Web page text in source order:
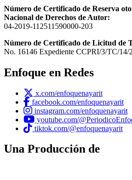
Número de Certificado de Reserva
Nacional de Derechos de Autor:
04-2019-112511590000-203
Número de Certificado de Licitud de
No. 16146 Expediente CCPRI/3/TC/14/
Enfoque en Redes
x.com/enfoquenayarit
facebook.com/enfoquenayarit
instagram.com/enfoquenayarit
youtube.com/
tiktok.com/@enfoquenayarit
Una Producción de